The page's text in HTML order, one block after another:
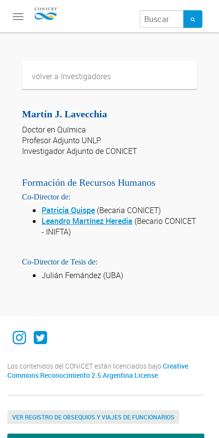
Toggle
volver a Investigadores
Martín J. Lavecchia
Doctor en Química
Profesor Adjunto UNLP
Investigador Adjunto de CONICET
Formación de Recursos Humanos
Co-Director de:
Patricia Quispe (Becaria CONICET)
Leandro Martínez Heredia (Becario CONICET
- INIFTA)
Co-Director de Tesis de:
Julián Fernández (UBA)
Instagram institucional
Twitter Institucional
Los contenidos del CONICET están licenciados bajo Creative
Commons Reconocimiento 2.5 Argentina License
VER REGISTRO DE OBSEQUIOS Y VIAJES DE FUNCIONARIOS